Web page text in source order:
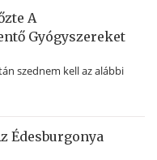
A
Gyógyszereket
szednem kell az alábbi
Édesburgonya